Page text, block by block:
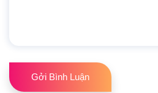
Gởi Bình Luận